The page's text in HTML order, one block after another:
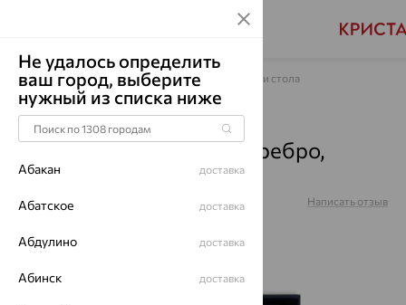
Главная Каталог Предметы для сервировки стола
Ложка"Серебряная
роза"кофейная+фут, серебро,
1671ЛЖ07801
Артикул: Написать отзыв
Не удалось определить
ваш город, выберите
нужный из списка ниже
Абакан доставка
Абатское доставка
Абдулино доставка
Абинск доставка